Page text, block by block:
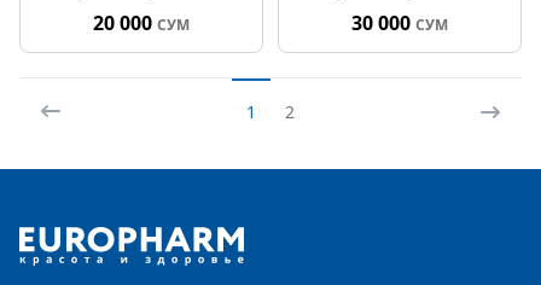
20 000 СУМ 30 000 СУМ
1 2